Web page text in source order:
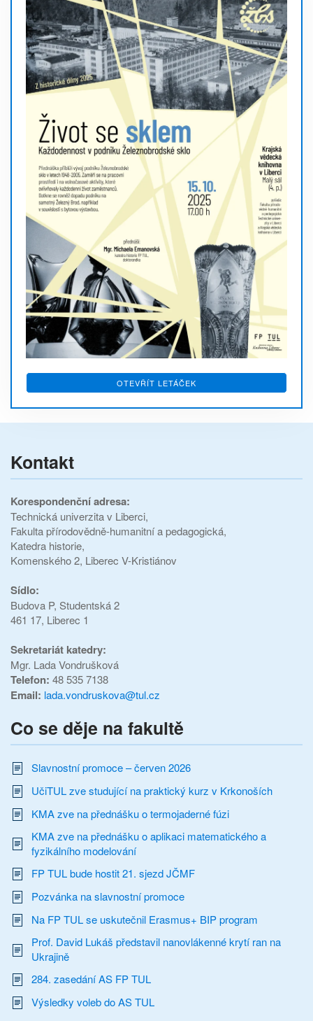
OTEVŘÍT LETÁČEK
Kontakt
Korespondenční adresa:
Technická univerzita v Liberci,
Fakulta přírodovědně-humanitní a pedagogická,
Katedra historie,
Komenského 2, Liberec V-Kristiánov
Sídlo:
Budova P, Studentská 2
461 17, Liberec 1
Sekretariát katedry:
Mgr. Lada Vondrušková
Telefon: 48 535 7138
Email: lada.vondruskova@tul.cz
Co se děje na fakultě
Slavnostní promoce – červen 2026
UčiTUL zve studující na praktický kurz v Krkonoších
KMA zve na přednášku o termojaderné fúzi
KMA zve na přednášku o aplikaci matematického a
fyzikálního modelování
FP TUL bude hostit 21. sjezd JČMF
Pozvánka na slavnostní promoce
Na FP TUL se uskutečnil Erasmus+ BIP program
Prof. David Lukáš představil nanovlákenné krytí ran na
Ukrajině
284. zasedání AS FP TUL
Výsledky voleb do AS TUL